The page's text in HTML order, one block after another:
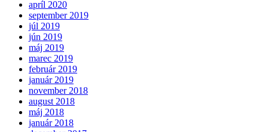
apríl 2020
september 2019
júl 2019
jún 2019
máj 2019
marec 2019
február 2019
január 2019
november 2018
august 2018
máj 2018
január 2018